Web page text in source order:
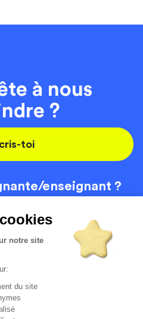
notre site
du site
à nous
?
toi
enseignant ?
Contact